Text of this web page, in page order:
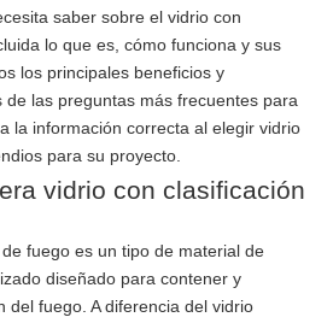
saber sobre el vidrio con
lo que es, cómo funciona y sus
los principales beneficios y
de las preguntas más frecuentes para
la información correcta al elegir vidrio
para su proyecto.
vidrio con clasificación
fuego es un tipo de material de
diseñado para contener y
del fuego. A diferencia del vidrio